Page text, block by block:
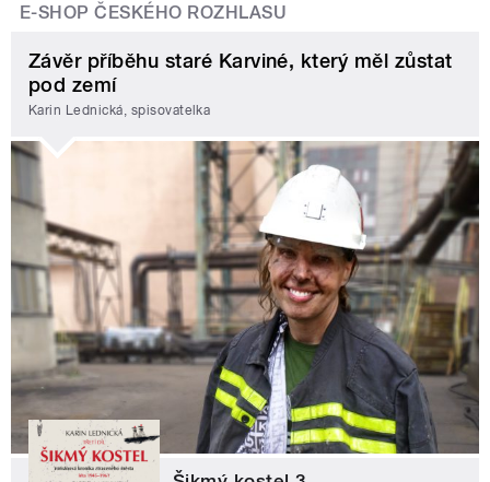
E-SHOP ČESKÉHO ROZHLASU
Závěr příběhu staré Karviné, který měl zůstat
pod zemí
Karin Lednická, spisovatelka